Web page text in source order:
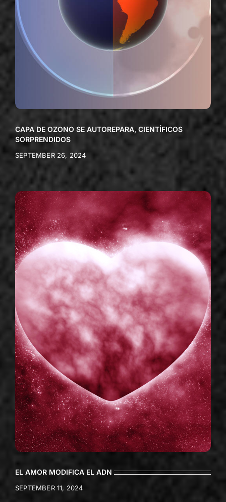
CAPA DE OZONO SE AUTOREPARA, CIENTÍFICOS
SORPRENDIDOS
SEPTEMBER 26, 2024
EL AMOR MODIFICA EL ADN
SEPTEMBER 11, 2024